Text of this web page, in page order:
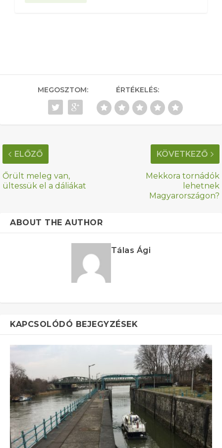
MEGOSZTOM: ÉRTÉKELÉS:
ELŐZŐ
Őrült meleg van,
ültessük el a dáliákat
KÖVETKEZŐ
Mekkora tornádók
lehetnek
Magyarországon?
ABOUT THE AUTHOR
Tálas Ági
KAPCSOLÓDÓ BEJEGYZÉSEK